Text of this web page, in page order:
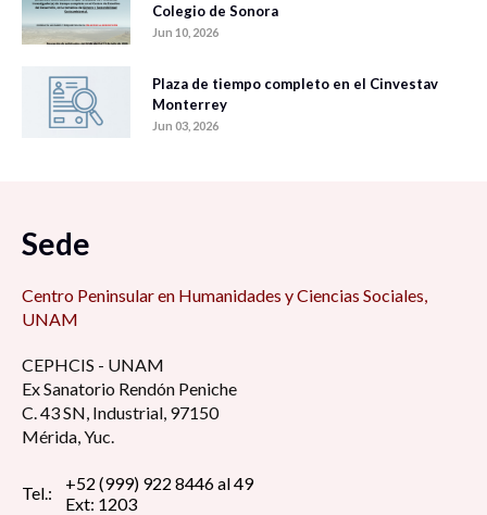
Colegio de Sonora
Jun 10, 2026
Plaza de tiempo completo en el Cinvestav
Monterrey
Jun 03, 2026
Sede
Centro Peninsular en Humanidades y Ciencias Sociales,
UNAM
CEPHCIS - UNAM
Ex Sanatorio Rendón Peniche
C. 43 SN, Industrial, 97150
Mérida, Yuc.
Tel.:
+52 (999) 922 8446 al 49
Ext: 1203